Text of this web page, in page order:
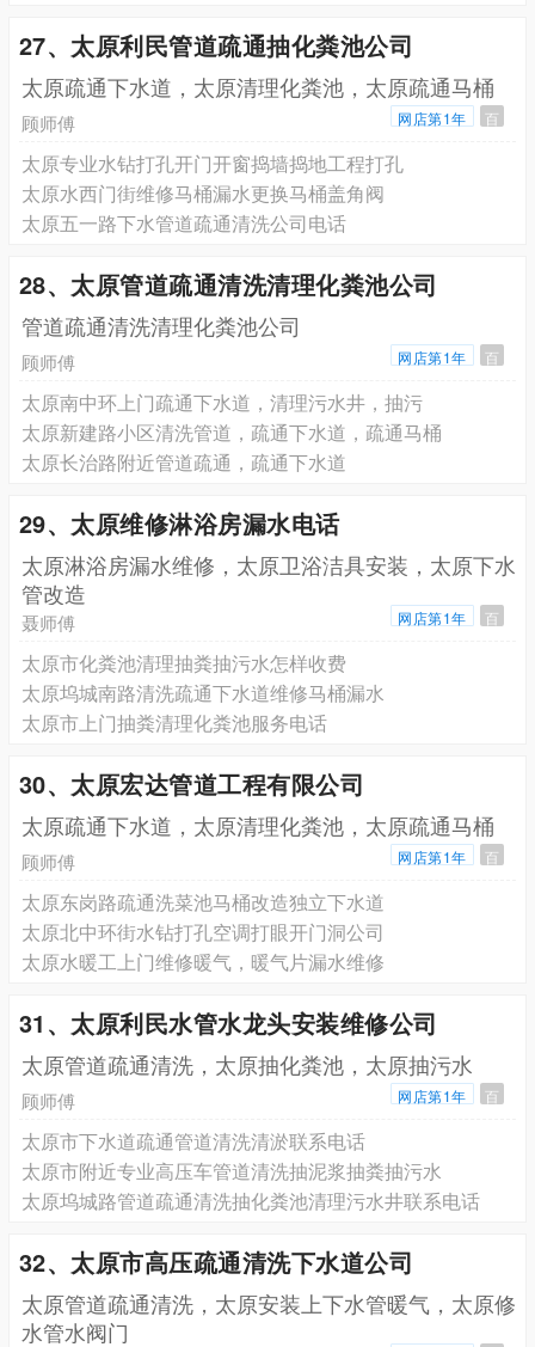
27、太原利民管道疏通抽化粪池公司
太原疏通下水道，太原清理化粪池，太原疏通马桶
顾师傅 网店第1年 百
太原专业水钻打孔开门开窗捣墙捣地工程打孔
太原水西门街维修马桶漏水更换马桶盖角阀
太原五一路下水管道疏通清洗公司电话
28、太原管道疏通清洗清理化粪池公司
管道疏通清洗清理化粪池公司
顾师傅 网店第1年 百
太原南中环上门疏通下水道，清理污水井，抽污
太原新建路小区清洗管道，疏通下水道，疏通马桶
太原长治路附近管道疏通，疏通下水道
29、太原维修淋浴房漏水电话
太原淋浴房漏水维修，太原卫浴洁具安装，太原下水
管改造
聂师傅 网店第1年 百
太原市化粪池清理抽粪抽污水怎样收费
太原坞城南路清洗疏通下水道维修马桶漏水
太原市上门抽粪清理化粪池服务电话
30、太原宏达管道工程有限公司
太原疏通下水道，太原清理化粪池，太原疏通马桶
顾师傅 网店第1年 百
太原东岗路疏通洗菜池马桶改造独立下水道
太原北中环街水钻打孔空调打眼开门洞公司
太原水暖工上门维修暖气，暖气片漏水维修
31、太原利民水管水龙头安装维修公司
太原管道疏通清洗，太原抽化粪池，太原抽污水
顾师傅 网店第1年 百
太原市下水道疏通管道清洗清淤联系电话
太原市附近专业高压车管道清洗抽泥浆抽粪抽污水
太原坞城路管道疏通清洗抽化粪池清理污水井联系电话
32、太原市高压疏通清洗下水道公司
太原管道疏通清洗，太原安装上下水管暖气，太原修
水管水阀门